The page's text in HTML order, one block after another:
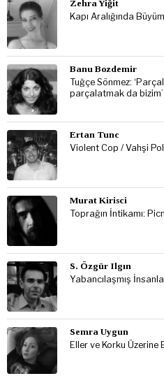
Zehra Yiğit
Kapı Aralığında
Banu Bozdemir
Tuğçe Sönmez:
parçalatmak da bizim’
Ertan Tunc
Violent Cop / Vahşi
Murat Kirisci
Toprağın İntikamı:
S. Özgür Ilgın
Yabancılaşmış
Semra Uygun
Eller ve Korku